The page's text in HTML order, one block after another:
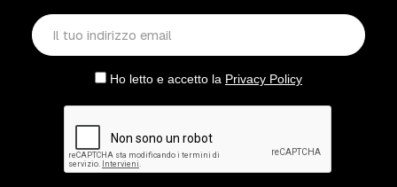
Ho letto e accetto la Privacy Policy